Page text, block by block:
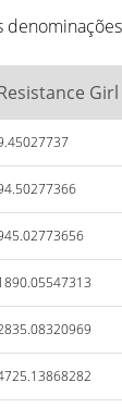
Girl